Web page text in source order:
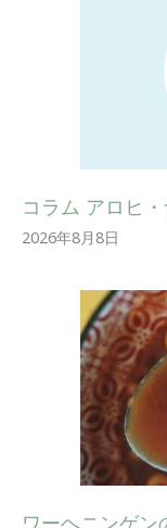
コラム アロヒ
2026年8月8日